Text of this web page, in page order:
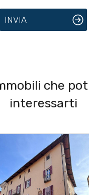
INVIA
che
interessarti